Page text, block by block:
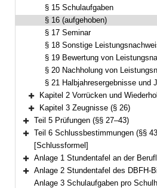
§ 15 Schulaufgaben
§ 16 (aufgehoben)
§ 17 Seminar
§ 18 Sonstige
§ 19 Bewertung von
§ 20 Nachholung von
§ 21 Halbjahresergebnisse und
Bereich erweitern
Kapitel 2 Vorrücken und
Bereich erweitern
Kapitel 3 Zeugnisse (§ 26)
Bereich erweitern
Teil 5 Prüfungen (§§ 27–43)
Bereich erweitern
Teil 6 Schlussbestimmungen (§§
[Schlussformel]
Bereich erweitern
Anlage 1 Stundentafel an der
Bereich erweitern
Anlage 2 Stundentafel des DBFH-
Anlage 3 Schulaufgaben pro Schulhalbjahr oder